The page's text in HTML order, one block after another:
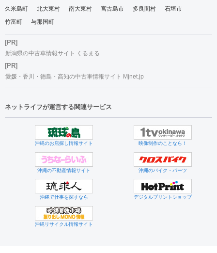
久米島町
北大東村 南大東村 宮古島市 多良間村
石垣市
竹富町
与那国町
[PR]
新潟県の中古車情報サイト くるまる
[PR]
愛媛・香川・徳島・高知の中古車情報サイト Mjnet.jp
ネットライフが運営する関連サービス
沖縄のお店探し情報サイト 映像制作のことなら！
沖縄の不動産情報サイト 沖縄のバイク・パーツ
沖縄で仕事を探すなら デジタルプリントショップ
沖縄リサイクル情報サイト